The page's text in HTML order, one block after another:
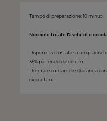
Tempo di preparazione: 10 minuti
Nocciole tritate Dischi di
Disporre la crostata su un
35% partendo dal centro.
Decorare con lamelle di arancia
cioccolato.